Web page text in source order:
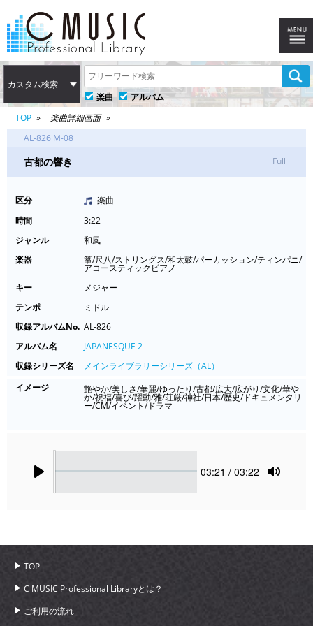
カスタム検索
楽曲
アルバム
TOP
楽曲詳細画面
AL-826 M-08
古都の響き Full
区分
楽曲
時間
3:22
ジャンル
和風
楽器
箏/尺八/ストリングス/和太鼓/パーカッション/ティンパニ/
アコースティックピアノ
キー
メジャー
テンポ
ミドル
収録アルバムNo. AL-826
アルバム名
JAPANESQUE 2
収録シリーズ名
メインライブラリーシリーズ（AL）
イメージ
艶やか/美しさ/華麗/ゆったり/古都/広大/広がり/文化/華や
か/祝福/喜び/躍動/雅/荘厳/神社/日本/歴史/ドキュメンタリ
ー/CM/イベント/ドラマ
Current
03:21 / 03:22
TOP
C MUSIC Professional Libraryとは？
ご利用の流れ